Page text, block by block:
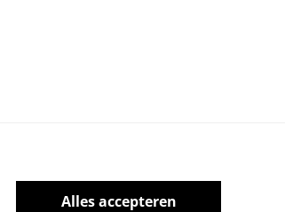
Alles accepteren